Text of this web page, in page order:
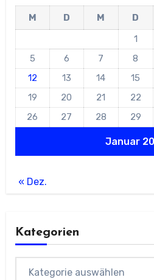
Januar
M D M D
1
5
6 7 8
12
13 14 15
19
20 21 22
26
27 28 29
« Dez.
Kategorien